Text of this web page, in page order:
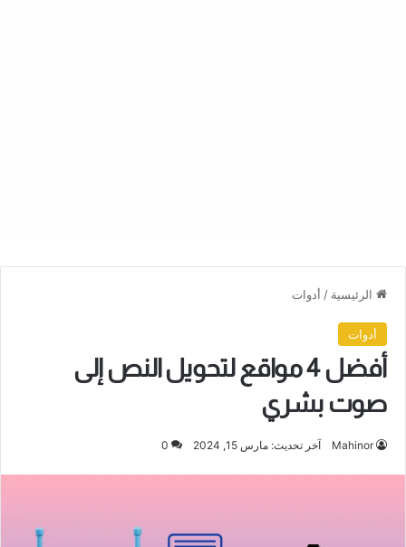
الرئيسية / أدوات
أدوات
أفضل 4 مواقع لتحويل النص إلى
صوت بشري
Mahinor آخر تحديث: مارس 15, 2024 0